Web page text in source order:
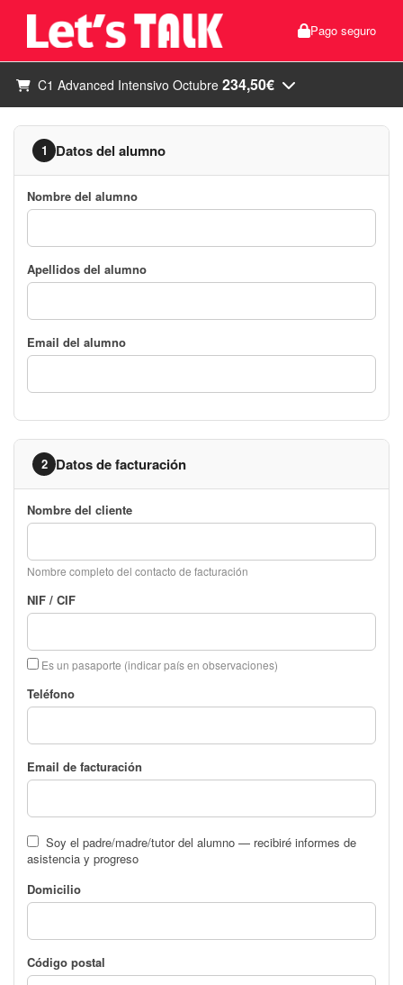
Pago seguro
C1 Advanced Intensivo Octubre 234,50€
1 Datos del alumno
Nombre del alumno
Apellidos del alumno
Email del alumno
2 Datos de facturación
Nombre del cliente
Nombre completo del contacto de facturación
NIF / CIF
Es un pasaporte (indicar país en observaciones)
Teléfono
Email de facturación
Soy el padre/madre/tutor del alumno — recibiré informes de
asistencia y progreso
Domicilio
Código postal